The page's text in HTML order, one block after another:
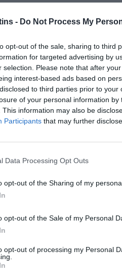
- Do Not Process My
opt-out of the sale, sharing to third
for targeted advertising by
selection. Please note that after
interest-based ads based on
to third parties prior to
of your personal information by
This information may also be
Participants that may further
Data Processing Opt Outs
opt-out of the Sharing of my
opt-out of the Sale of my Personal
opt-out of processing my Personal